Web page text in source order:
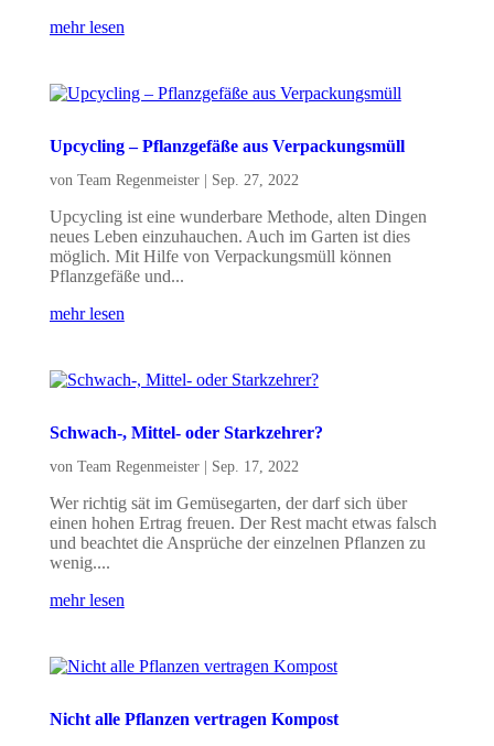
mehr lesen
Upcycling – Pflanzgefäße aus Verpackungsmüll
von Team Regenmeister| Sep. 27, 2022
Upcycling ist eine wunderbare Methode, alten Dingen
neues Leben einzuhauchen. Auch im Garten ist dies
möglich. Mit Hilfe von Verpackungsmüll können
Pflanzgefäße und...
mehr lesen
Schwach-, Mittel- oder Starkzehrer?
von Team Regenmeister| Sep. 17, 2022
Wer richtig sät im Gemüsegarten, der darf sich über
einen hohen Ertrag freuen. Der Rest macht etwas falsch
und beachtet die Ansprüche der einzelnen Pflanzen zu
wenig....
mehr lesen
Nicht alle Pflanzen vertragen Kompost